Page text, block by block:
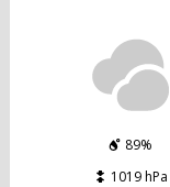
89%
1019 hPa